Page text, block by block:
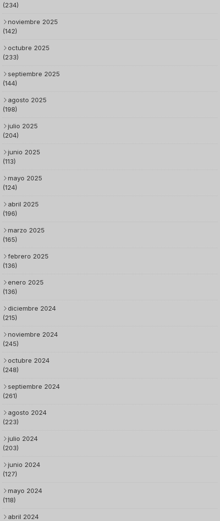
(234)
noviembre 2025
(142)
octubre 2025
(233)
septiembre 2025
(144)
agosto 2025
(198)
julio 2025
(204)
junio 2025
(113)
mayo 2025
(124)
abril 2025
(196)
marzo 2025
(165)
febrero 2025
(136)
enero 2025
(136)
diciembre 2024
(215)
noviembre 2024
(245)
octubre 2024
(248)
septiembre 2024
(261)
agosto 2024
(223)
julio 2024
(203)
junio 2024
(127)
mayo 2024
(118)
abril 2024